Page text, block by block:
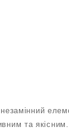
та якісним.